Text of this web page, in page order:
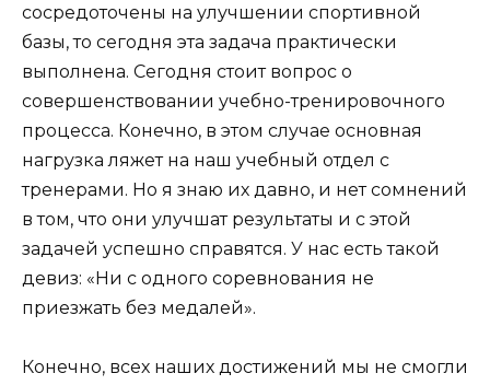
сосредоточены на улучшении спортивной
базы, то сегодня эта задача практически
выполнена. Сегодня стоит вопрос о
совершенствовании учебно-тренировочного
процесса. Конечно, в этом случае основная
нагрузка ляжет на наш учебный отдел с
тренерами. Но я знаю их давно, и нет сомнений
в том, что они улучшат результаты и с этой
задачей успешно справятся. У нас есть такой
девиз: «Ни с одного соревнования не
приезжать без медалей».
Конечно, всех наших достижений мы не смогли